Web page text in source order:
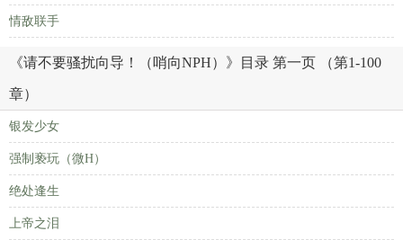
情敌联手
《请不要骚扰向导！（哨向NPH）》目录 第一页 （第1-100
章）
银发少女
强制亵玩（微H）
绝处逢生
上帝之泪